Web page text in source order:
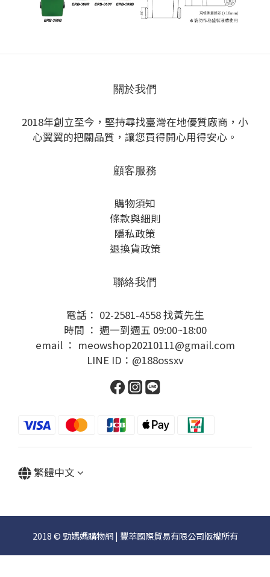
關於我們
2018年創立至今，堅持尋找臺灣在地優質廠商，小
心翼翼的把關品質，讓您買得開心用得安心。
顧客服務
購物須知
條款與細則
隱私政策
退換貨政策
聯絡我們
電話： 02-2581-4558 找黃先生
時間 ： 週一到週五 09:00~18:00
email ： meowshop20210111@gmail.com
LINE ID：@188ossxv
繁體中文
2018 © 勁媽媽購物網 | 豐萃國際貿易有限公司版權所有